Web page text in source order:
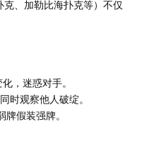
、加勒比海扑克等）不仅
，迷惑对手。
时观察他人破绽。
牌假装强牌。